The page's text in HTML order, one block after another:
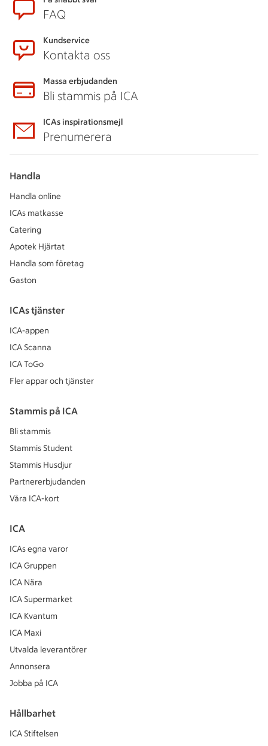
FAQ
Kundservice
Kontakta oss
Massa erbjudanden
Bli stammis på ICA
ICAs inspirationsmejl
Prenumerera
Handla
Handla online
ICAs matkasse
Catering
Apotek Hjärtat
Handla som företag
Gaston
ICAs tjänster
ICA-appen
ICA Scanna
ICA ToGo
Fler appar och tjänster
Stammis på ICA
Bli stammis
Stammis Student
Stammis Husdjur
Partnererbjudanden
Våra ICA-kort
ICA
ICAs egna varor
ICA Gruppen
ICA Nära
ICA Supermarket
ICA Kvantum
ICA Maxi
Utvalda leverantörer
Annonsera
Jobba på ICA
Hållbarhet
ICA Stiftelsen